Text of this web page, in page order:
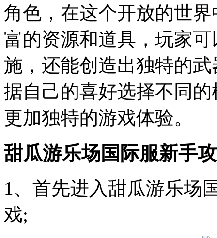
角色，在这个开放的世
富的资源和道具，玩家
施，还能创造出独特的
据自己的喜好选择不同
更加独特的游戏体验。
甜瓜游乐场国际服新手
1、首先进入甜瓜游乐场
戏;